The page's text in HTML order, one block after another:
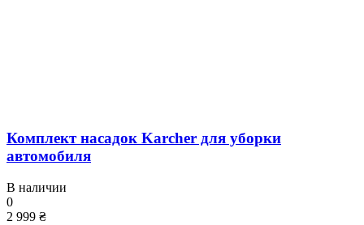
Комплект насадок Karcher для уборки
автомобиля
В наличии
0
2 999 ₴